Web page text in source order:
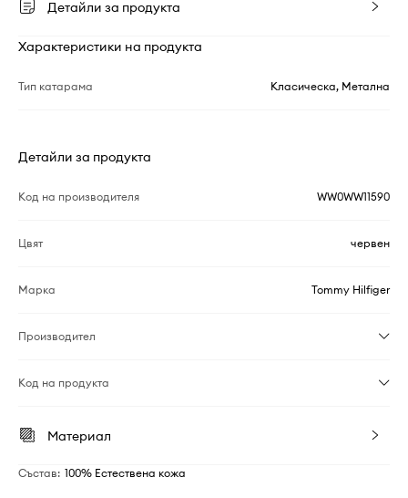
Детайли за продукта
Характеристики на продукта
Тип катарама Класическа, Метална
Детайли за продукта
Код на производителя WW0WW11590
Цвят червен
Марка Tommy Hilfiger
Производител
Код на продукта
Материал
Състав: 100% Естествена кожа